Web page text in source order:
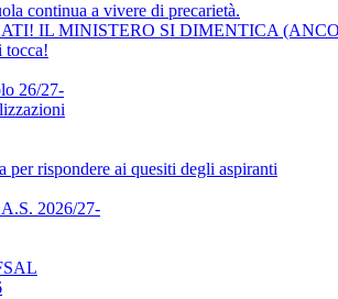
continua a vivere di precarietà.
IL MINISTERO SI DIMENTICA
tocca!
26/27-
rispondere ai quesiti degli aspiranti
2026/27-